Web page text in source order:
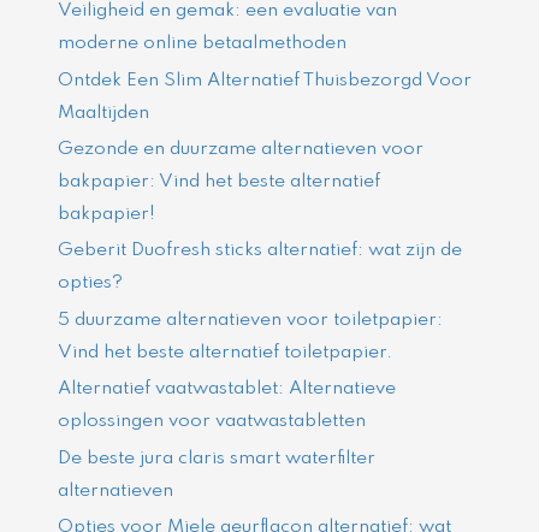
Veiligheid en gemak: een evaluatie van
moderne online betaalmethoden
Ontdek Een Slim Alternatief Thuisbezorgd Voor
Maaltijden
Gezonde en duurzame alternatieven voor
bakpapier: Vind het beste alternatief
bakpapier!
Geberit Duofresh sticks alternatief: wat zijn de
opties?
5 duurzame alternatieven voor toiletpapier:
Vind het beste alternatief toiletpapier.
Alternatief vaatwastablet: Alternatieve
oplossingen voor vaatwastabletten
De beste jura claris smart waterfilter
alternatieven
Opties voor Miele geurflacon alternatief: wat